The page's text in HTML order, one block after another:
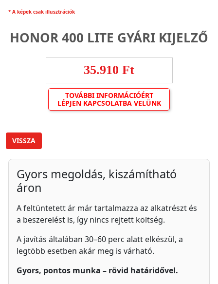
* A képek csak illusztrációk
HONOR 400 LITE GYÁRI KIJELZŐ
35.910 Ft
TOVÁBBI INFORMÁCIÓÉRT
LÉPJEN KAPCSOLATBA VELÜNK
VISSZA
Gyors megoldás, kiszámítható
áron
A feltüntetett ár már tartalmazza az alkatrészt és
a beszerelést is, így nincs rejtett költség.
A javítás általában 30–60 perc alatt elkészül, a
legtöbb esetben akár meg is várható.
Gyors, pontos munka – rövid határidővel.